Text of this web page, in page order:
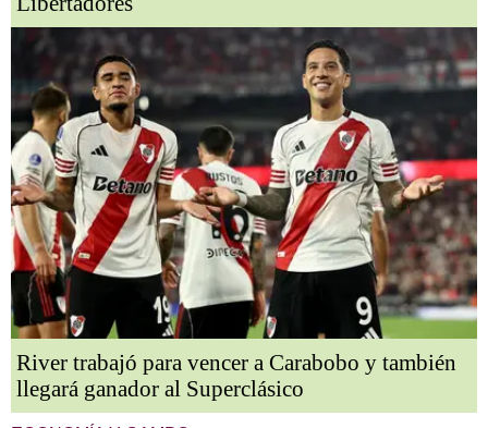
River trabajó para vencer a Carabobo y también
llegará ganador al Superclásico